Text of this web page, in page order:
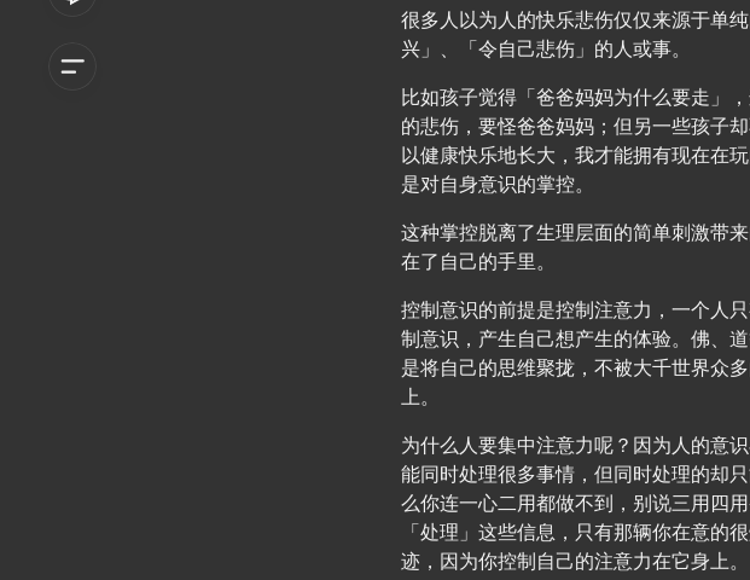
很多人以为人的快乐悲伤仅仅来源于单
兴」、「令自己悲伤」的人或事。
比如孩子觉得「爸爸妈妈为什么要走」
的悲伤，要怪爸爸妈妈；但另一些孩子
以健康快乐地长大，我才能拥有现在在
是对自身意识的掌控。
这种掌控脱离了生理层面的简单刺激带
在了自己的手里。
控制意识的前提是控制注意力，一个人
制意识，产生自己想产生的体验。佛、
是将自己的思维聚拢，不被大千世界众
上。
为什么人要集中注意力呢？因为人的意
能同时处理很多事情，但同时处理的却
么你连一心二用都做不到，别说三用四
「处理」这些信息，只有那辆你在意的
迹，因为你控制自己的注意力在它身上。